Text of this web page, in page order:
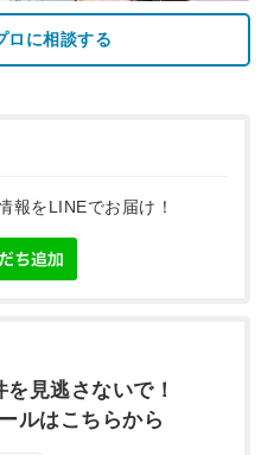
ロに相談する
報をLINEでお届け！
を 見逃さないで！
ルはこちらから